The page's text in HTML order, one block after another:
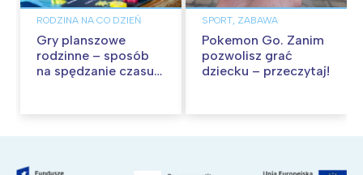
RODZINA NA CO DZIEŃ
Gry planszowe
rodzinne – sposób
na spędzanie czasu
SPORT, ZABAWA
Pokemon Go. Zanim
pozwolisz grać
dziecku – przeczytaj!